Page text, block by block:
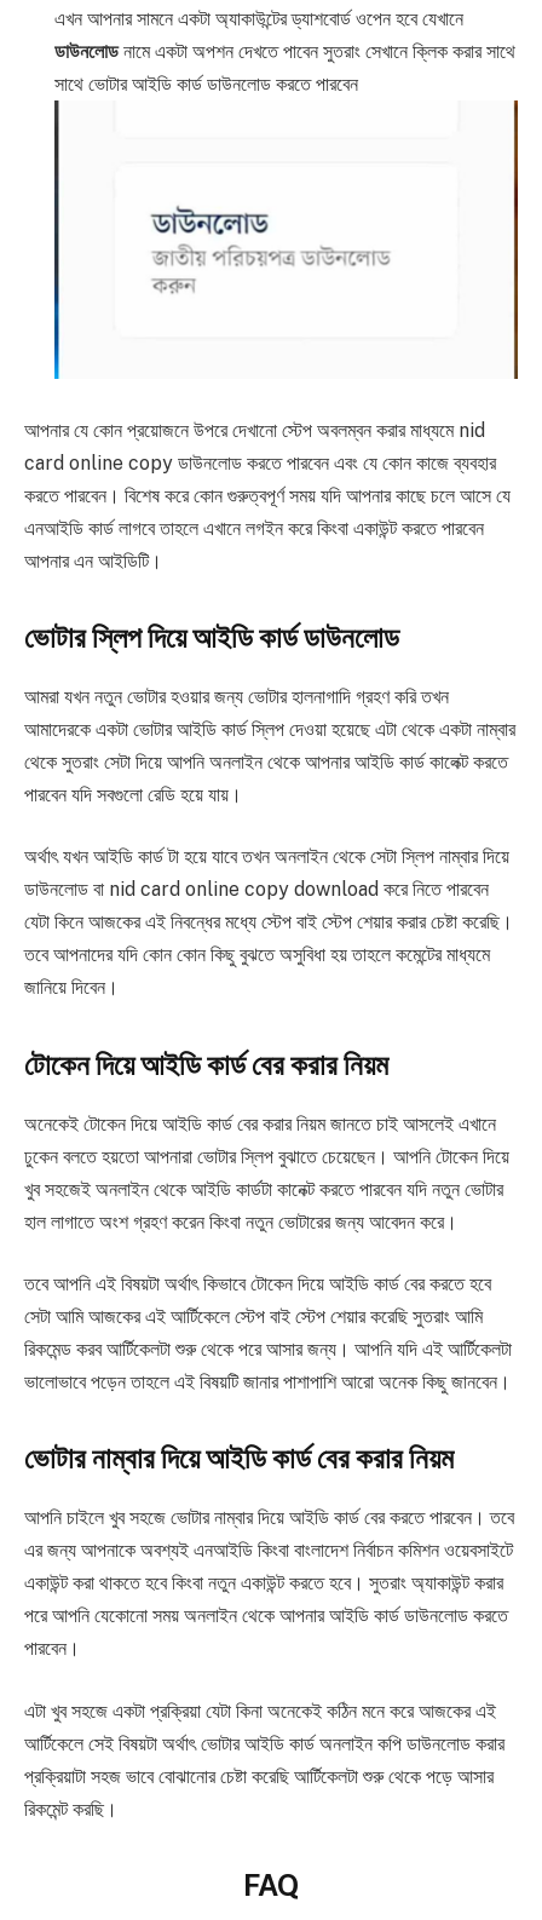
এখন আপনার সামনে একটা অ্যাকাউন্টের ড্যাশবোর্ড ওপেন হবে যেখানে
ডাউনলোডনামে একটা অপশন দেখতে পাবেন সুতরাং সেখানে ক্লিক করার সাথে
সাথে ভোটার আইডি কার্ড ডাউনলোড করতে পারবেন
আপনার যে কোন প্রয়োজনে উপরে দেখানো স্টেপ অবলম্বন করার মাধ্যমে nid
card online copy ডাউনলোড করতে পারবেন এবং যে কোন কাজে ব্যবহার
করতে পারবেন। বিশেষ করে কোন গুরুত্বপূর্ণ সময় যদি আপনার কাছে চলে আসে যে
এনআইডি কার্ড লাগবে তাহলে এখানে লগইন করে কিংবা একাউন্ট করতে পারবেন
আপনার এন আইডিটি।
ভোটারস্লিপ দিয়েআইডি কার্ড ডাউনলোড
আমরা যখন নতুন ভোটার হওয়ার জন্য ভোটার হালনাগাদি গ্রহণ করি তখন
আমাদেরকে একটা ভোটার আইডি কার্ড স্লিপ দেওয়া হয়েছে এটা থেকে একটা নাম্বার
থেকে সুতরাং সেটা দিয়ে আপনি অনলাইন থেকে আপনার আইডি কার্ড কালেক্ট করতে
পারবেন যদি সবগুলো রেডি হয়ে যায়।
অর্থাৎ যখন আইডি কার্ড টা হয়ে যাবে তখন অনলাইন থেকে সেটা স্লিপ নাম্বার দিয়ে
ডাউনলোড বা nid card online copy download করে নিতে পারবেন
যেটা কিনে আজকের এই নিবন্ধের মধ্যে স্টেপ বাই স্টেপ শেয়ার করার চেষ্টা করেছি।
তবে আপনাদের যদি কোন কোন কিছু বুঝতে অসুবিধা হয় তাহলে কমেন্টের মাধ্যমে
জানিয়ে দিবেন।
টোকেন দিয়েআইডি কার্ডবেরকরার নিয়ম
অনেকেই টোকেন দিয়ে আইডি কার্ড বের করার নিয়ম জানতে চাই আসলেই এখানে
ঢুকেন বলতে হয়তো আপনারা ভোটার স্লিপ বুঝাতে চেয়েছেন। আপনি টোকেন দিয়ে
খুব সহজেই অনলাইন থেকে আইডি কার্ডটা কানেক্ট করতে পারবেন যদি নতুন ভোটার
হাল লাগাতে অংশ গ্রহণ করেন কিংবা নতুন ভোটারের জন্য আবেদন করে।
তবে আপনি এই বিষয়টা অর্থাৎ কিভাবে টোকেন দিয়ে আইডি কার্ড বের করতে হবে
সেটা আমি আজকের এই আর্টিকেলে স্টেপ বাই স্টেপ শেয়ার করেছি সুতরাং আমি
রিকমেন্ড করব আর্টিকেলটা শুরু থেকে পরে আসার জন্য। আপনি যদি এই আর্টিকেলটা
ভালোভাবে পড়েন তাহলে এই বিষয়টি জানার পাশাপাশি আরো অনেক কিছু জানবেন।
ভোটারনাম্বার দিয়েআইডি কার্ডবেরকরার নিয়ম
আপনি চাইলে খুব সহজে ভোটার নাম্বার দিয়ে আইডি কার্ড বের করতে পারবেন। তবে
এর জন্য আপনাকে অবশ্যই এনআইডি কিংবা বাংলাদেশ নির্বাচন কমিশন ওয়েবসাইটে
একাউন্ট করা থাকতে হবে কিংবা নতুন একাউন্ট করতে হবে। সুতরাং অ্যাকাউন্ট করার
পরে আপনি যেকোনো সময় অনলাইন থেকে আপনার আইডি কার্ড ডাউনলোড করতে
পারবেন।
এটা খুব সহজে একটা প্রক্রিয়া যেটা কিনা অনেকেই কঠিন মনে করে আজকের এই
আর্টিকেলে সেই বিষয়টা অর্থাৎ ভোটার আইডি কার্ড অনলাইন কপি ডাউনলোড করার
প্রক্রিয়াটা সহজ ভাবে বোঝানোর চেষ্টা করেছি আর্টিকেলটা শুরু থেকে পড়ে আসার
রিকমেন্ট করছি।
FAQ